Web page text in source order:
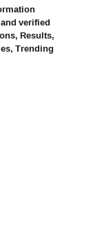
verified
Results,
Trending